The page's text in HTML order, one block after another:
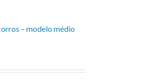
– modelo médio